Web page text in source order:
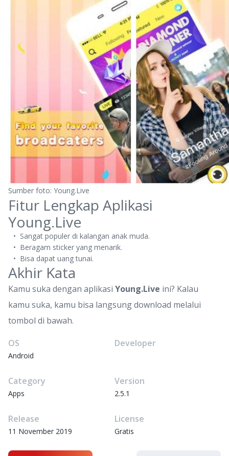
Sumber foto: Young.Live
Fitur Lengkap Aplikasi
Young.Live
Sangat populer di kalangan anak muda.
Beragam sticker yang menarik.
Bisa dapat uang tunai.
Akhir Kata
Kamu suka dengan aplikasi Young.Live ini? Kalau
kamu suka, kamu bisa langsung download melalui
tombol di bawah.
OS
Android
Developer
Category
Apps
Version
2.5.1
Release
11 November 2019
License
Gratis